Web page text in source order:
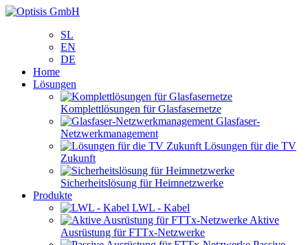
SL
EN
DE
Home
Lösungen
Komplettlösungen für Glasfasernetze
Glasfaser-
Netzwerkmanagement
Lösungen für die TV
Zukunft
Sicherheitslösung für Heimnetzwerke
Produkte
LWL - Kabel
Aktive
Ausrüstung für FTTx-Netzwerke